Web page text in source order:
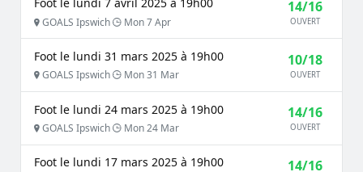
GOALS Ipswich Mon 7 Apr
14/16
OUVERT
Foot le lundi 31 mars 2025 à 19h00
GOALS Ipswich Mon 31 Mar
10/18
OUVERT
Foot le lundi 24 mars 2025 à 19h00
GOALS Ipswich Mon 24 Mar
14/16
OUVERT
Foot le lundi 17 mars 2025 à 19h00 14/16